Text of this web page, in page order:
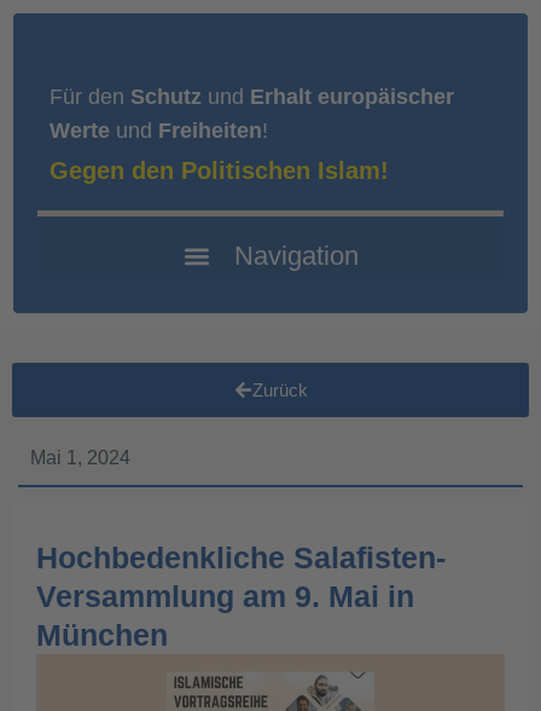
Für den Schutz und Erhalt europäischer
Werte und Freiheiten!
Gegen den Politischen Islam!
Zurück
Mai 1, 2024
Hochbedenkliche Salafisten-
Versammlung am 9. Mai in
München